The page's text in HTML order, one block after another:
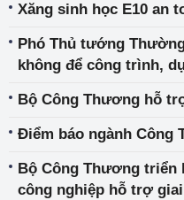
Xăng sinh học E10 an
Phó Thủ tướng
không để công trình,
Bộ Công Thương hỗ
Điểm báo ngành Công
Bộ Công Thương triển
công nghiệp hỗ trợ